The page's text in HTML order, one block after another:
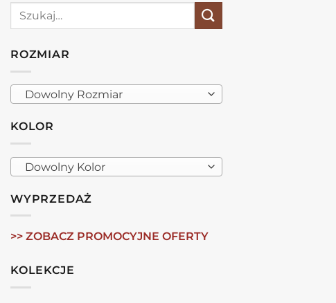
Szukaj:
ROZMIAR
Dowolny Rozmiar
KOLOR
Dowolny Kolor
WYPRZEDAŻ
>> ZOBACZ PROMOCYJNE OFERTY
KOLEKCJE